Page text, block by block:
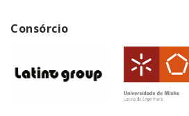
Consórcio